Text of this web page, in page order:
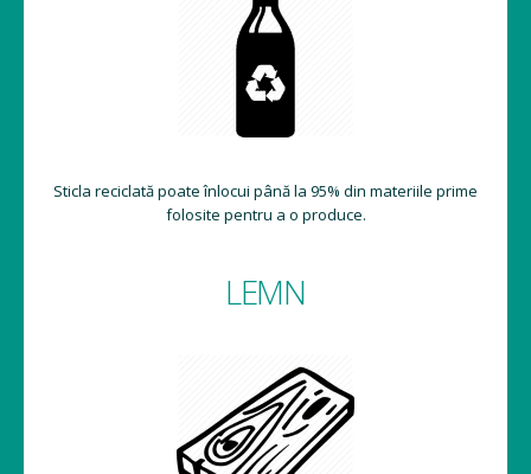
Sticla reciclată poate înlocui până la 95% din materiile prime
folosite pentru a o produce.
LEMN